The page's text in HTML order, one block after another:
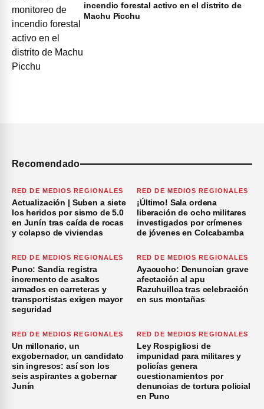
incendio forestal activo en el distrito de
Machu Picchu
Recomendado
RED DE MEDIOS REGIONALES
Actualización | Suben a siete
los heridos por sismo de 5.0
en Junín tras caída de rocas
y colapso de viviendas
RED DE MEDIOS REGIONALES
¡Último! Sala ordena
liberación de ocho militares
investigados por crímenes
de jóvenes en Colcabamba
RED DE MEDIOS REGIONALES
Puno: Sandia registra
incremento de asaltos
armados en carreteras y
transportistas exigen mayor
seguridad
RED DE MEDIOS REGIONALES
Ayacucho: Denuncian grave
afectación al apu
Razuhuillca tras celebración
en sus montañas
RED DE MEDIOS REGIONALES
Un millonario, un
exgobernador, un candidato
sin ingresos: así son los
seis aspirantes a gobernar
Junín
RED DE MEDIOS REGIONALES
Ley Rospigliosi de
impunidad para militares y
policías genera
cuestionamientos por
denuncias de tortura policial
en Puno